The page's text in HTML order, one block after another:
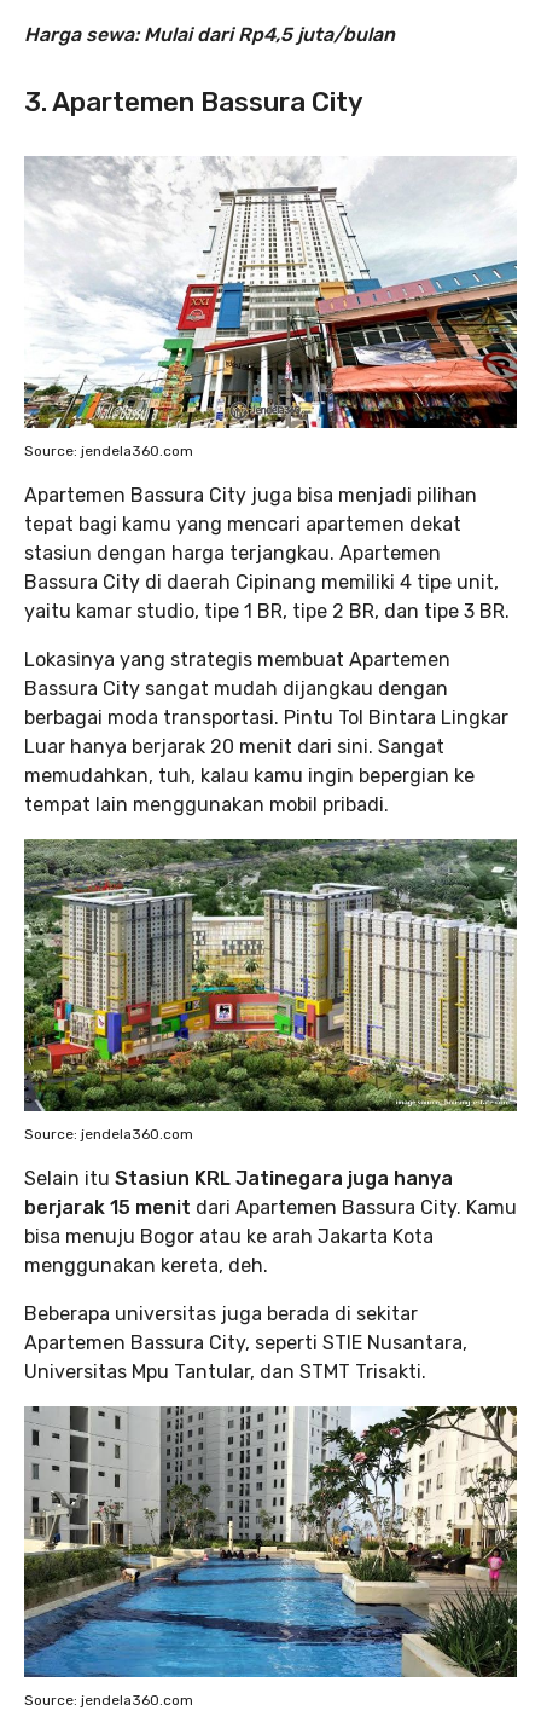
Harga sewa: Mulai dari Rp4,5 juta/bulan
3. Apartemen Bassura City
Source: jendela360.com
Apartemen Bassura City juga bisa menjadi pilihan
tepat bagi kamu yang mencari apartemen dekat
stasiun dengan harga terjangkau. Apartemen
Bassura City di daerah Cipinang memiliki 4 tipe unit,
yaitu kamar studio, tipe 1 BR, tipe 2 BR, dan tipe 3 BR.
Lokasinya yang strategis membuat Apartemen
Bassura City sangat mudah dijangkau dengan
berbagai moda transportasi. Pintu Tol Bintara Lingkar
Luar hanya berjarak 20 menit dari sini. Sangat
memudahkan, tuh, kalau kamu ingin bepergian ke
tempat lain menggunakan mobil pribadi.
Source: jendela360.com
Selain itu Stasiun KRL Jatinegara juga hanya
berjarak 15 menit dari Apartemen Bassura City. Kamu
bisa menuju Bogor atau ke arah Jakarta Kota
menggunakan kereta, deh.
Beberapa universitas juga berada di sekitar
Apartemen Bassura City, seperti STIE Nusantara,
Universitas Mpu Tantular, dan STMT Trisakti.
Source: jendela360.com